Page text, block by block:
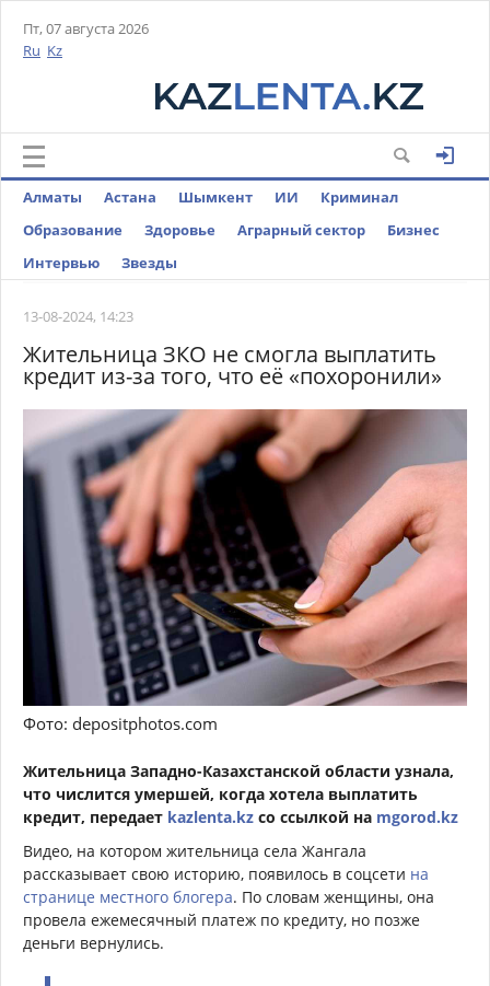
Пт, 07 августа 2026
Ru Kz
Алматы Астана Шымкент ИИ
Криминал
Образование
Здоровье Аграрный сектор
Бизнес
Интервью
Звезды
13-08-2024, 14:23
Жительница ЗКО не смогла выплатить
кредит из-за того, что её «похоронили»
Фото: depositphotos.com
Жительница Западно-Казахстанской области узнала,
что числится умершей, когда хотела выплатить
кредит, передает kazlenta.kz со ссылкой на mgorod.kz
Видео, на котором жительница села Жангала
рассказывает свою историю, появилось в соцсети на
странице местного блогера. По словам женщины, она
провела ежемесячный платеж по кредиту, но позже
деньги вернулись.